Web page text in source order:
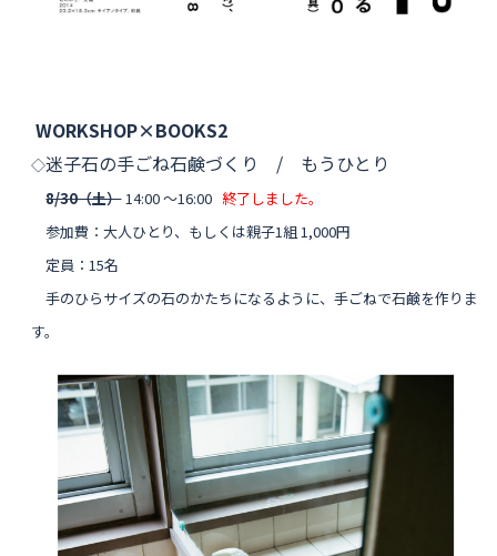
WORKSHOP×BOOKS2
◇迷子石の手ごね石鹸づくり / もうひとり
8/30（土） 14:00 〜16:00 終了しました。
参加費：大人ひとり、もしくは親子1組 1,000円
定員：15名
手のひらサイズの石のかたちになるように、手ごねで石鹸を作りま
す。